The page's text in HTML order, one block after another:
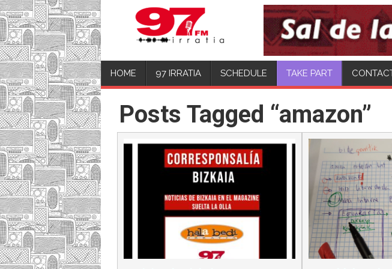
HOME 97 IRRATIA SCHEDULE TAKE PART
Posts Tagged “amazon”